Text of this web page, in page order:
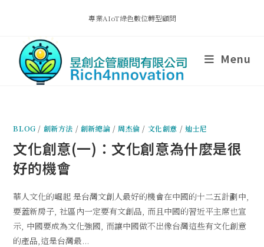
專業AIoT綠色數位轉型顧問
Menu
BLOG / 創新方法 / 創新總論 / 周杰倫 / 文化創意 / 迪士尼
文化創意(一)：文化創意為什麼是很
好的機會
華人文化的崛起 是台灣文創人最好的機會在中國的十二五計劃中,
要蓋新房子, 社區內一定要有文創品, 而且中國的習近平主席也宣
示, 中國要成為文化強國, 而讓中國做不出像台灣這些有文化創意
的產品,這是台灣最...